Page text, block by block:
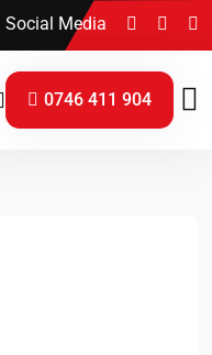
Social Media
0746 411 904